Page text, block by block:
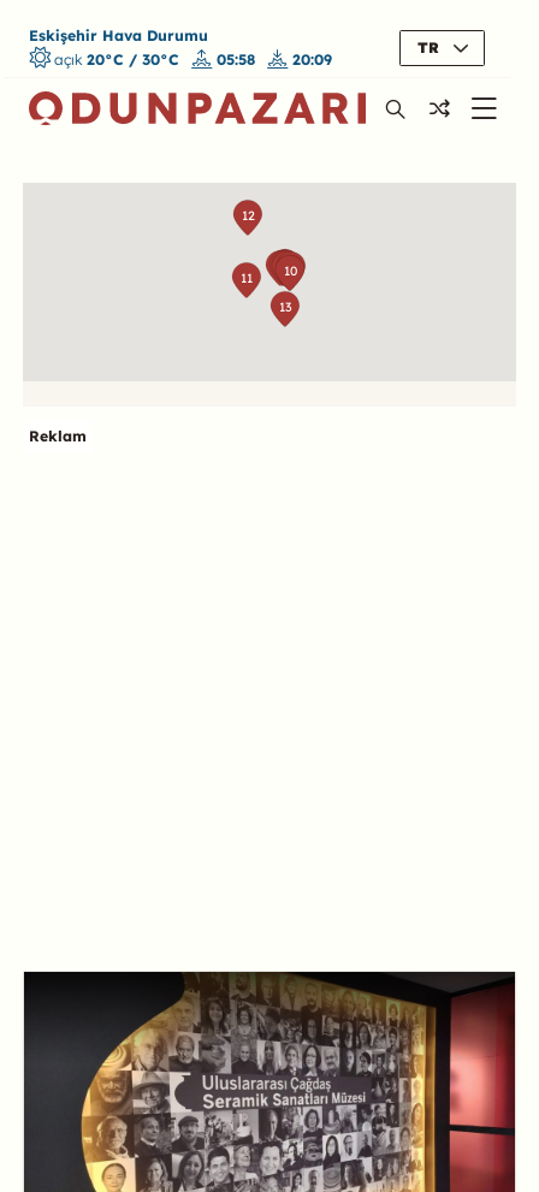
Eskişehir Hava Durumu
açık 20°C / 30°C 05:58 20:09
TR
123
4 5678
9
10
11
12
13
Reklam